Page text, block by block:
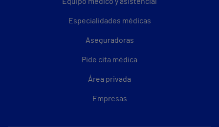
Especialidades médicas
Aseguradoras
Pide cita médica
Área privada
Empresas